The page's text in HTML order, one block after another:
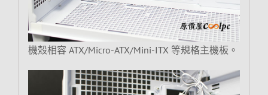
機殼相容 ATX/Micro-ATX/Mini-ITX 等規格主機板。